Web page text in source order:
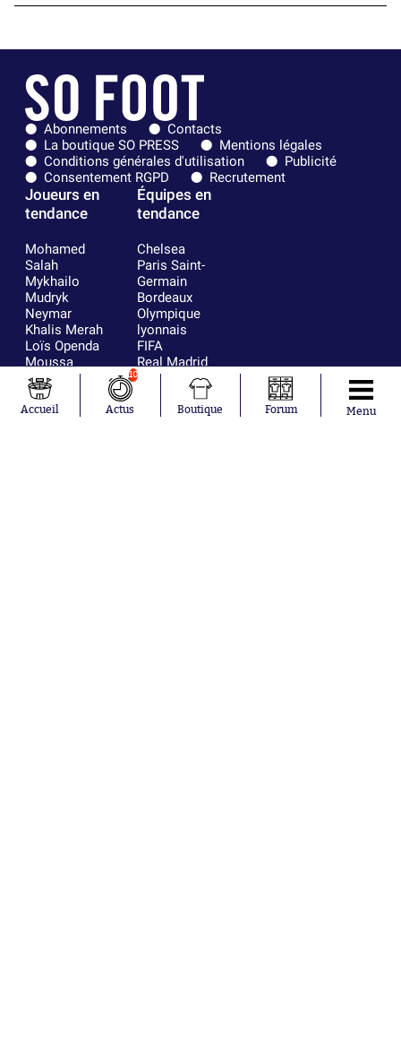
Abonnements
Contacts
La boutique SO PRESS
Mentions légales
Conditions générales d'utilisation
Publicité
Consentement RGPD
Recrutement
Joueurs en
tendance
Mohamed
Salah
Mykhailo
Mudryk
Neymar
Khalis Merah
Loïs Openda
Moussa
Niakhaté
Nicolás
Tagliafico
Équipes en
tendance
Chelsea
Paris Saint-
Germain
Bordeaux
Olympique
lyonnais
FIFA
Real Madrid
RC Strasbourg
AC Milan
Accueil
10
Actus Boutique Forum Menu